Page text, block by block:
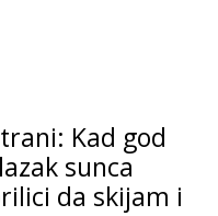
Kad god
sunca
da skijam i